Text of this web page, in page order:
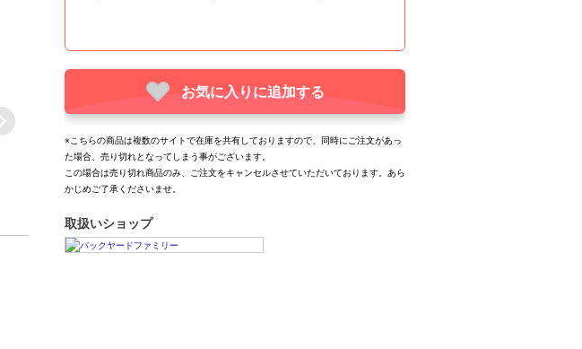
お気に入りに追加する
※こちらの商品は複数のサイトで在庫を共有しておりますので、同時にご注文があっ
た場合、売り切れとなってしまう事がございます。
この場合は売り切れ商品のみ、ご注文をキャンセルさせていただいております。あら
かじめご了承くださいませ。
取扱いショップ